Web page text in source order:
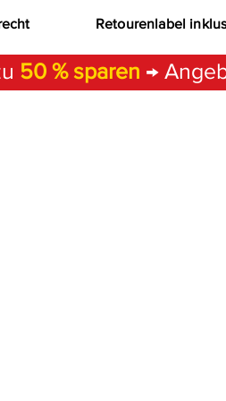
Retourenlabel
50 % sparen →